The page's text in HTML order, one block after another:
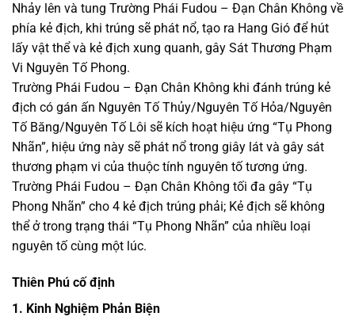
Nhảy lên và tung Trường Phái Fudou – Đạn Chân Không về
phía kẻ địch, khi trúng sẽ phát nổ, tạo ra Hang Gió để hút
lấy vật thể và kẻ địch xung quanh, gây Sát Thương Phạm
Vi Nguyên Tố Phong.
Trường Phái Fudou – Đạn Chân Không khi đánh trúng kẻ
địch có gán ấn Nguyên Tố Thủy/Nguyên Tố Hỏa/Nguyên
Tố Băng/Nguyên Tố Lôi sẽ kích hoạt hiệu ứng “Tụ Phong
Nhãn”, hiệu ứng này sẽ phát nổ trong giây lát và gây sát
thương phạm vi của thuộc tính nguyên tố tương ứng.
Trường Phái Fudou – Đạn Chân Không tối đa gây “Tụ
Phong Nhãn” cho 4 kẻ địch trúng phải; Kẻ địch sẽ không
thể ở trong trạng thái “Tụ Phong Nhãn” của nhiều loại
nguyên tố cùng một lúc.
Thiên Phú cố định
1. Kinh Nghiệm Phản Biện